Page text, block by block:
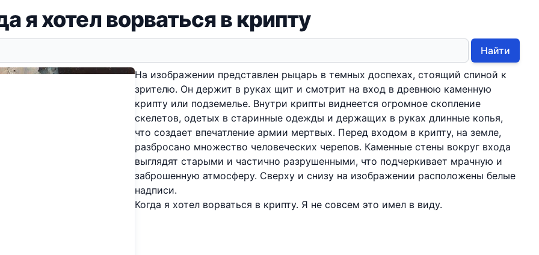
я хотел ворваться в крипту
Найти
На изображении представлен рыцарь в темных доспехах, стоящий спиной к
зрителю. Он держит в руках щит и смотрит на вход в древнюю каменную
крипту или подземелье. Внутри крипты виднеется огромное скопление
скелетов, одетых в старинные одежды и держащих в руках длинные копья,
что создает впечатление армии мертвых. Перед входом в крипту, на земле,
разбросано множество человеческих черепов. Каменные стены вокруг входа
выглядят старыми и частично разрушенными, что подчеркивает мрачную и
заброшенную атмосферу. Сверху и снизу на изображении расположены белые
надписи.
Когда я хотел ворваться в крипту. Я не совсем это имел в виду.